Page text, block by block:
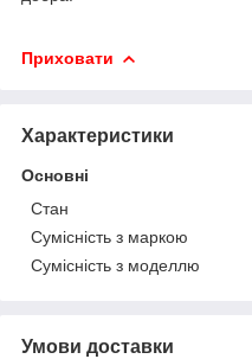
Приховати
Характеристики
Основні
Стан
Сумісність з маркою
Сумісність з моделлю
Умови доставки